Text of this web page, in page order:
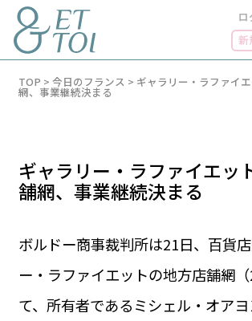
ロ
新
LUXE
グルメ
PARIS 14℃ /
FR 22:48 ／
1€＝182.57
TOP > 今日のフランス > ギャラリー・ラファイ
網、事業継続決まる
ギャラリー・ラファイエッ
舗網、事業継続決まる
ボルドー商事裁判所は21日、百貨
ー・ラファイエットの地方店舗網
て、所有者であるミシェル・オア